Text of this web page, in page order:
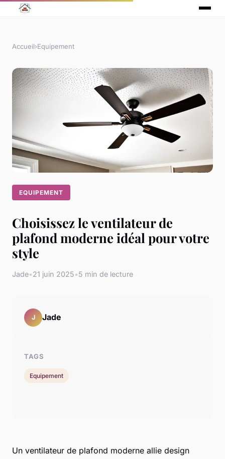
Accueil›Equipement
EQUIPEMENT
Choisissez le ventilateur de
plafond moderne idéal pour votre
style
Jade•21 juin 2025•5 min de lecture
Un ventilateur de plafond moderne allie design
J Jade
TAGS
Equipement